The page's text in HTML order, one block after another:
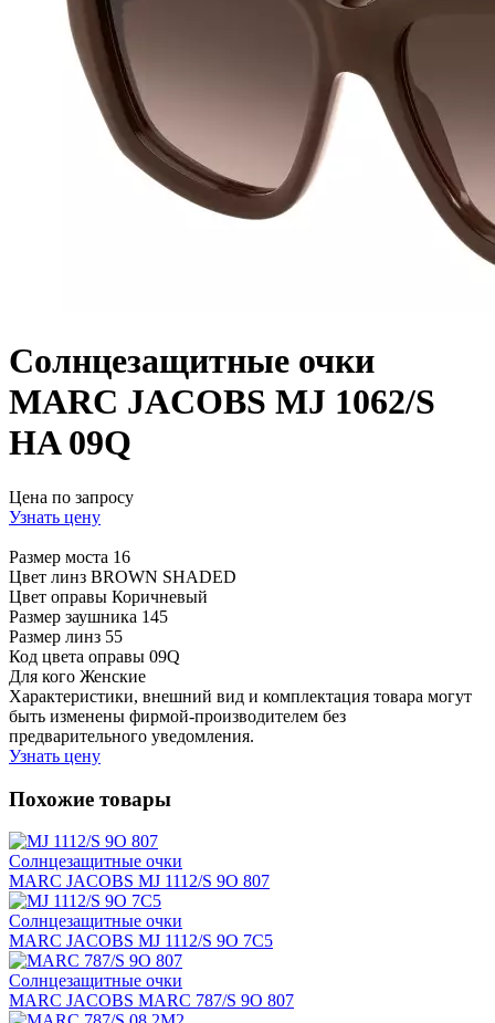
Солнцезащитные очки
MARC JACOBS MJ 1062/S
HA 09Q
Цена по запросу
Узнать цену
Размер моста 16
Цвет линз BROWN SHADED
Цвет оправы Коричневый
Размер заушника 145
Размер линз 55
Код цвета оправы 09Q
Для кого Женские
Характеристики, внешний вид и комплектация товара могут
быть изменены фирмой-производителем без
предварительного уведомления.
Узнать цену
Похожие товары
Солнцезащитные очки
MARC JACOBS MJ 1112/S 9O 807
Солнцезащитные очки
MARC JACOBS MJ 1112/S 9O 7C5
Солнцезащитные очки
MARC JACOBS MARC 787/S 9O 807